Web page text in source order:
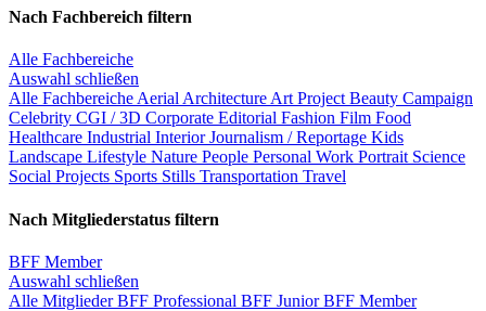
Nach Fachbereich filtern
Alle Fachbereiche
Auswahl schließen
Alle Fachbereiche Aerial Architecture Art Project Beauty Campaign
Celebrity CGI / 3D Corporate Editorial Fashion Film Food
Healthcare Industrial InteriorJournalism / Reportage Kids
Landscape Lifestyle Nature People Personal Work Portrait Science
Social Projects Sports Stills Transportation Travel
Nach Mitgliederstatus filtern
BFF Member
Auswahl schließen
Alle MitgliederBFF Professional BFF JuniorBFF Member